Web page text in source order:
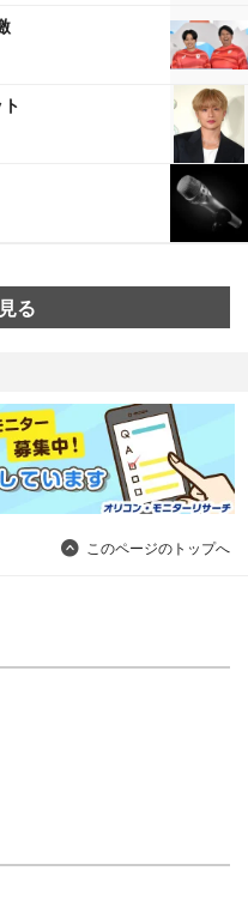
る
このページのトップへ